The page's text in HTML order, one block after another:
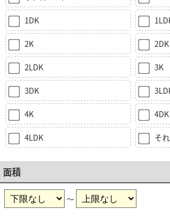
1DK
2K 2DK
2LDK 3K
3DK
4K 4DK
4LDK そ
面積
～